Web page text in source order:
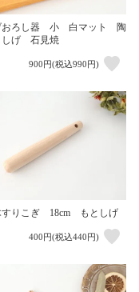
おろし器 小 白マット 陶
げ 石見焼
900円(税込990円)
すりこぎ 18cm もとしげ
400円(税込440円)